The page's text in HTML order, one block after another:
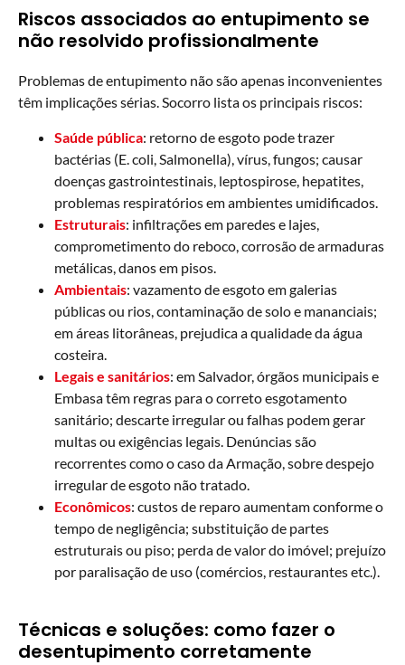
Riscos associados ao entupimento se
não resolvido profissionalmente
Problemas de entupimento não são apenas inconvenientes
têm implicações sérias. Socorro lista os principais riscos:
Saúde pública: retorno de esgoto pode trazer
bactérias (E. coli, Salmonella), vírus, fungos; causar
doenças gastrointestinais, leptospirose, hepatites,
problemas respiratórios em ambientes umidificados.
Estruturais: infiltrações em paredes e lajes,
comprometimento do reboco, corrosão de armaduras
metálicas, danos em pisos.
Ambientais: vazamento de esgoto em galerias
públicas ou rios, contaminação de solo e mananciais;
em áreas litorâneas, prejudica a qualidade da água
costeira.
Legais e sanitários: em Salvador, órgãos municipais e
Embasa têm regras para o correto esgotamento
sanitário; descarte irregular ou falhas podem gerar
multas ou exigências legais. Denúncias são
recorrentes como o caso da Armação, sobre despejo
irregular de esgoto não tratado.
Econômicos: custos de reparo aumentam conforme o
tempo de negligência; substituição de partes
estruturais ou piso; perda de valor do imóvel; prejuízo
por paralisação de uso (comércios, restaurantes etc.).
Técnicas e soluções: como fazer o
desentupimento corretamente